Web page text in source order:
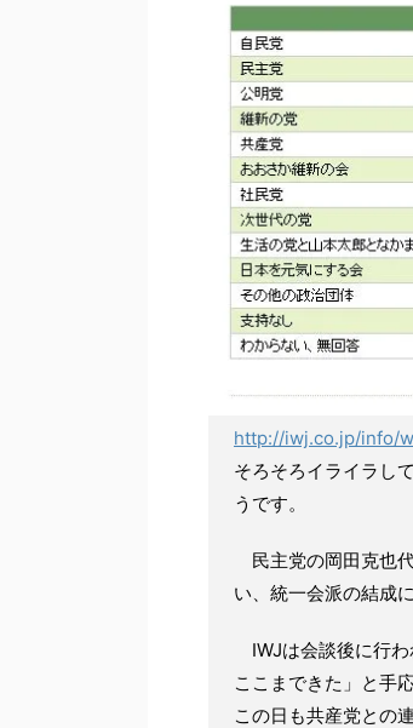
http://iwj.co.jp/info/
そろそろイライラし
うです。
民主党の岡田克也
い、統一会派の結成
IWJは会談後に行わ
ここまできた」と手
この日も共産党との